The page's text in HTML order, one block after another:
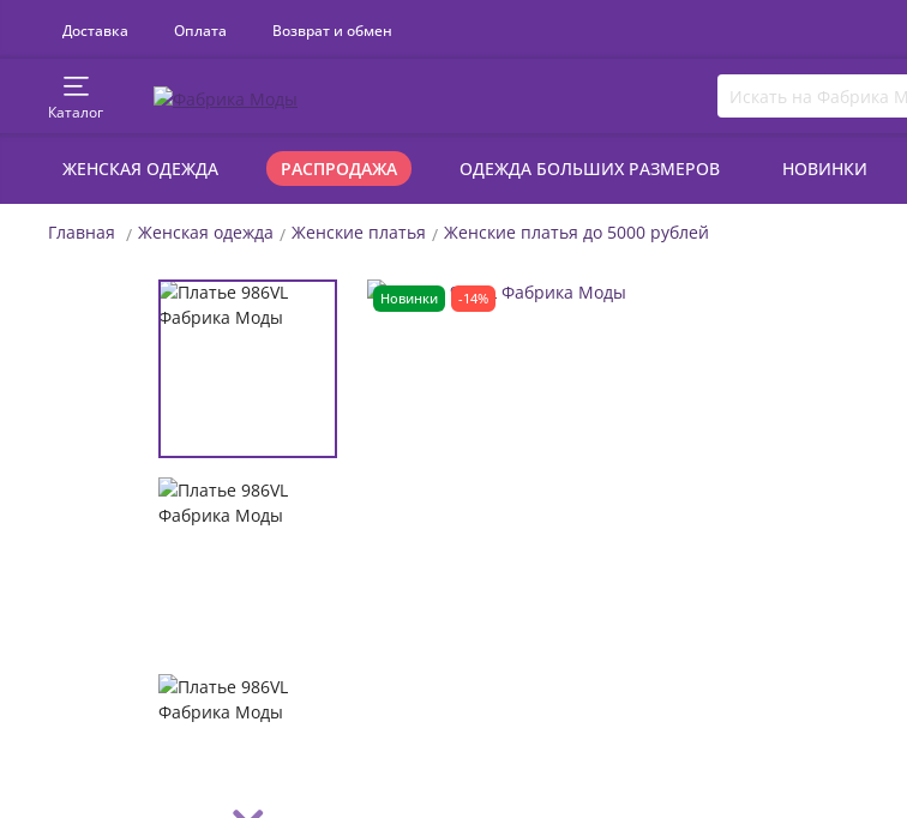
Доставка Оплата Возврат и обмен
Каталог
ЖЕНСКАЯ ОДЕЖДА РАСПРОДАЖА ОДЕЖДА БОЛЬШИХ РАЗМЕРОВ НОВИНКИ
Главная Женская одежда Женские платья Женские платья до 5000 рублей
Новинки -14%